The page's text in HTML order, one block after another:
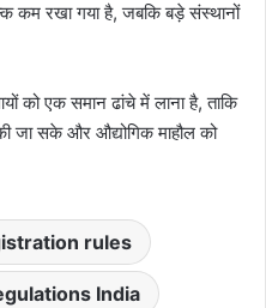
कम रखा गया है, जबकि बड़े संस्थानों
को एक समान ढांचे में लाना है, ताकि
जा सके और औद्योगिक माहौल को
rules
India